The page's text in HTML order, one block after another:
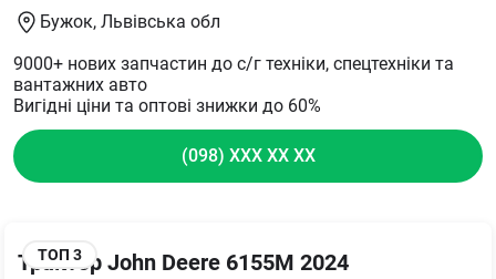
ТОП 3
Трактор John Deere 6155M 2024
Бужок, Львівська обл
9000+ нових запчастин до с/г техніки, спецтехніки та
вантажних авто
Вигідні ціни та оптові знижки до 60%
(098) XXX XX XX